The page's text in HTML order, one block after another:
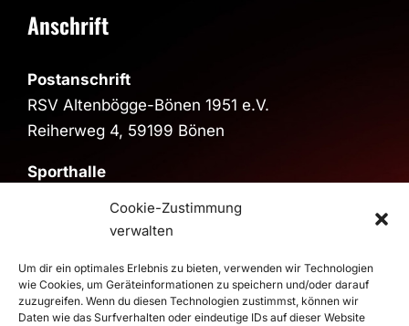
Cookie-Zustimmung
verwalten
Um dir ein optimales Erlebnis zu bieten, verwenden wir Technologien
wie Cookies, um Geräteinformationen zu speichern und/oder darauf
zuzugreifen. Wenn du diesen Technologien zustimmst, können wir
Daten wie das Surfverhalten oder eindeutige IDs auf dieser Website
Anschrift
Postanschrift
RSV Altenbögge-Bönen 1951 e.V.
Reiherweg 4, 59199 Bönen
Sporthalle
Pestalozzistraße, 59199 Bönen
© 2026 RSV Altenbögge-Bönen 1951 e.V. Handball - Die